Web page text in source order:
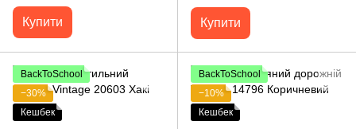
Купити Купити
BackToSchool
−30%
Кешбек
BackToSchool
−10%
Кешбек